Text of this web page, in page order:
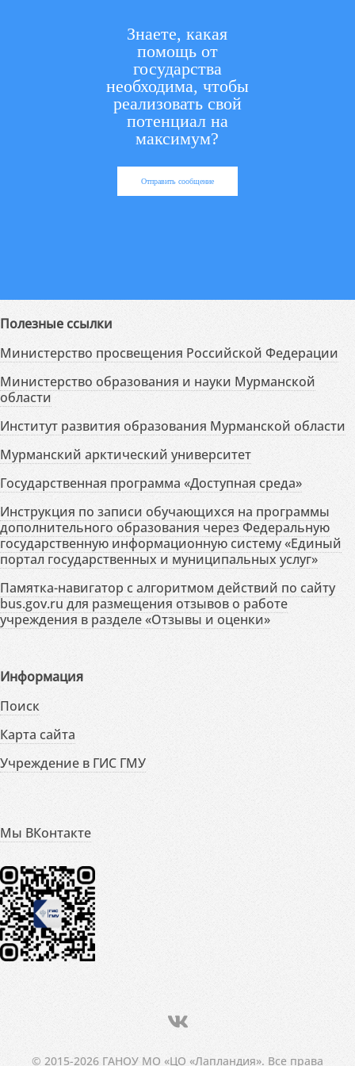
Знаете, какая
помощь от
государства
необходима, чтобы
реализовать свой
потенциал на
максимум?
Отправить сообщение
Полезные ссылки
Министерство просвещения Российской Федерации
Министерство образования и науки Мурманской
области
Институт развития образования Мурманской области
Мурманский арктический университет
Государственная программа «Доступная среда»
Инструкция по записи обучающихся на программы
дополнительного образования через Федеральную
государственную информационную систему «Единый
портал государственных и муниципальных услуг»
Памятка-навигатор с алгоритмом действий по сайту
bus.gov.ru для размещения отзывов о работе
учреждения в разделе «Отзывы и оценки»
Информация
Поиск
Карта сайта
Учреждение в ГИС ГМУ
Мы ВКонтакте
© 2015-2026 ГАНОУ МО «ЦО «Лапландия». Все права